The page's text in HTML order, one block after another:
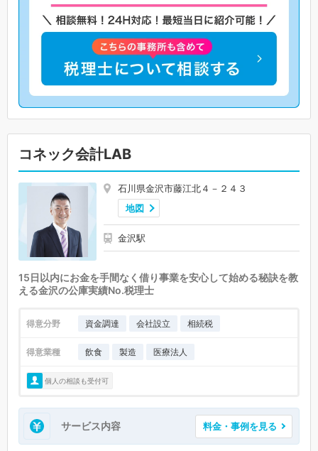
コネック会計LAB
石川県金沢市藤江北４－２４３
地図
金沢駅
15日以内にお金を手間なく借り事業を安心して始める秘訣を教
える金沢の公庫実績No.税理士
得意分野 資金調達 会社設立 相続税
得意業種 飲食 製造 医療法人
個人の相談も受付可
サービス内容 料金・事例を見る